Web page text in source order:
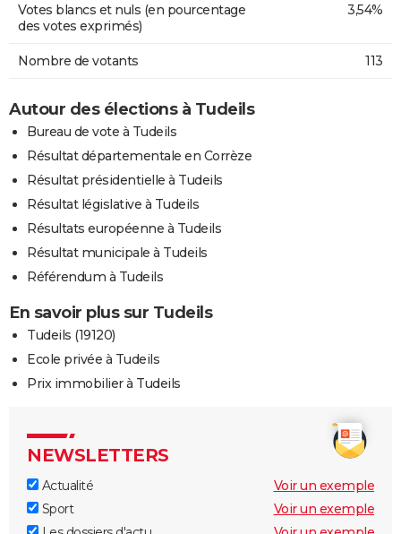
Votes blancs et nuls (en pourcentage
des votes exprimés)
3,54%
Nombre de votants 113
Autour des élections à Tudeils
Bureau de vote à Tudeils
Résultat départementale en Corrèze
Résultat présidentielle à Tudeils
Résultat législative à Tudeils
Résultats européenne à Tudeils
Résultat municipale à Tudeils
Référendum à Tudeils
En savoir plus sur Tudeils
Tudeils (19120)
Ecole privée à Tudeils
Prix immobilier à Tudeils
NEWSLETTERS
Actualité
Voir un exemple
Sport
Voir un exemple